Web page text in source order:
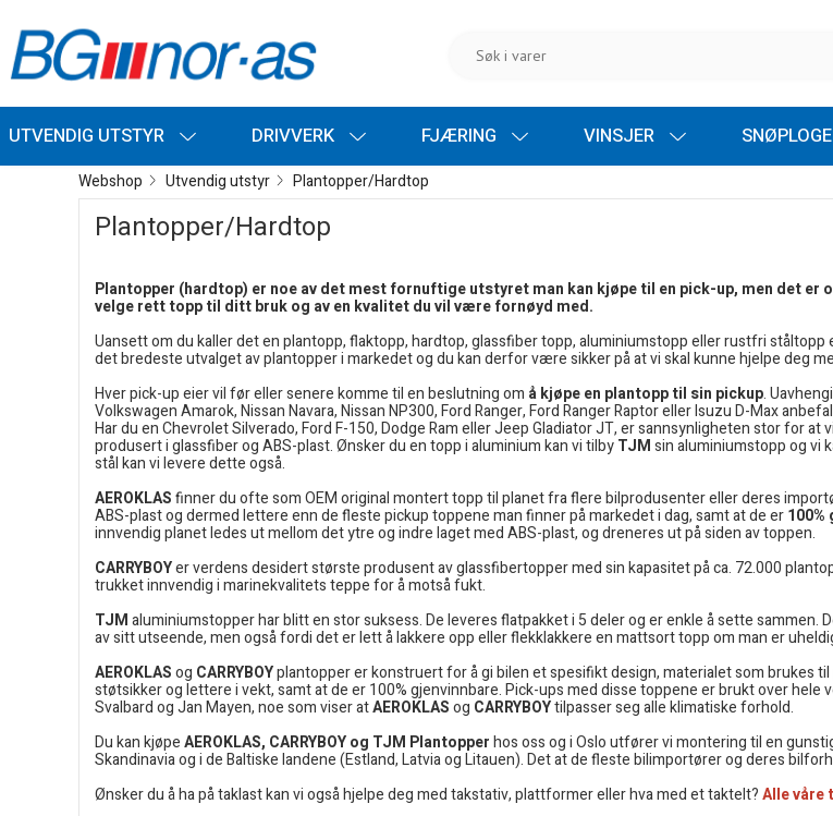
UTVENDIG UTSTYR DRIVVERK FJÆRING VINSJER
Webshop Utvendig utstyr Plantopper/Hardtop
Plantopper/Hardtop
Plantopper (hardtop) er noe av det mest fornuftige utstyret man kan kjøpe til en pick-up, men det
velge rett topp til ditt bruk og av en kvalitet du vil være fornøyd med.
Uansett om du kaller det en plantopp, flaktopp, hardtop, glassfiber topp, aluminiumstopp eller rustfri
det bredeste utvalget av plantopper i markedet og du kan derfor være sikker på at vi skal kunne hjelpe deg
Hver pick-up eier vil før eller senere komme til en beslutning om å kjøpe en plantopp til sin pickup.
Volkswagen Amarok, Nissan Navara, Nissan NP300, Ford Ranger, Ford Ranger Raptor eller Isuzu D-Max
Har du en Chevrolet Silverado, Ford F-150, Dodge Ram eller Jeep Gladiator JT, er sannsynligheten stor for
produsert i glassfiber og ABS-plast. Ønsker du en topp i aluminium kan vi tilbyTJMsin aluminiumstopp og vi
stål kan vi levere dette også.
AEROKLASfinner du ofte som OEM original montert topp til planet fra flere bilprodusenter eller deres
ABS-plast og dermed lettere enn de fleste pickup toppene man finner på markedet i dag, samt at de er100%
innvendig planet ledes ut mellom det ytre og indre laget med ABS-plast, og dreneres ut på siden av toppen.
CARRYBOYer verdens desidert største produsent av glassfibertopper med sin kapasitet på ca. 72.000
trukket innvendig i marinekvalitets teppe for å motså fukt.
TJMaluminiumstopper har blitt en stor suksess. De leveres flatpakket i 5 deler og er enkle å sette
av sitt utseende, men også fordi det er lett å lakkere opp eller flekklakkere en mattsort topp om man er
AEROKLASog CARRYBOYplantopper er konstruert for å gi bilen et spesifikt design, materialet som brukes
støtsikker og lettere i vekt, samt at de er 100% gjenvinnbare. Pick-ups med disse toppene er brukt over hele
Svalbard og Jan Mayen, noe som viser atAEROKLASog CARRYBOYtilpasser seg alle klimatiske forhold.
Du kankjøpeAEROKLAS, CARRYBOY og TJM Plantopperhos oss og i Oslo utfører vi montering til en
Skandinavia og i de Baltiske landene (Estland, Latvia og Litauen). Det at de fleste bilimportører og deres
Ønsker du å ha på taklast kan vi også hjelpe deg med takstativ, plattformer eller hva med et taktelt?Alle våre